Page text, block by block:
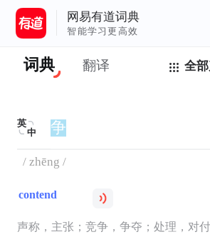
网易有道词典
智能学习更高效
词典 翻译 全
英
中
/ zhēng /
contend
声称，主张；竞争，争夺；处理，对付